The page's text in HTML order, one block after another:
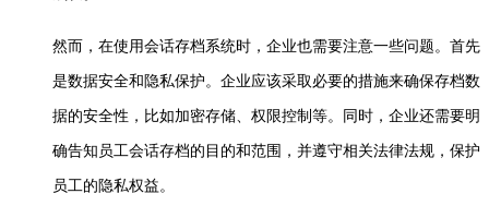
然而，在使用会话存档系统时，企业也需要注意一些问题。首先
是数据安全和隐私保护。企业应该采取必要的措施来确保存档数
据的安全性，比如加密存储、权限控制等。同时，企业还需要明
确告知员工会话存档的目的和范围，并遵守相关法律法规，保护
员工的隐私权益。